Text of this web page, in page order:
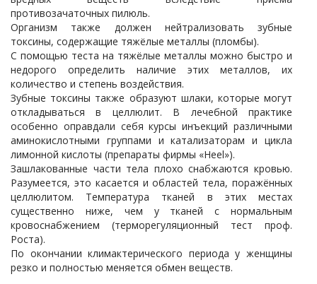
противозачаточных пилюль.
Организм также должен нейтрализовать зубные
токсины, содержащие тяжёлые металлы (пломбы).
С помощью теста на тяжёлые металлы можно быстро и
недорого определить наличие этих металлов, их
количество и степень воздействия.
Зубные токсины также образуют шлаки, которые могут
откладываться в целлюлит. В лечебной практике
особенно оправдали себя курсы инъекций различными
аминокислотными группами и катализаторам и цикла
лимонной кислоты (препараты фирмы «Heel»).
Зашлакованные части тела плохо снабжаются кровью.
Разумеется, это касается и областей тела, поражённых
целлюлитом. Температура тканей в этих местах
существенно ниже, чем у тканей с нормальным
кровоснабжением (терморегуляционный тест проф.
Роста).
По окончании климактерического периода у женщины
резко и полностью меняется обмен веществ.